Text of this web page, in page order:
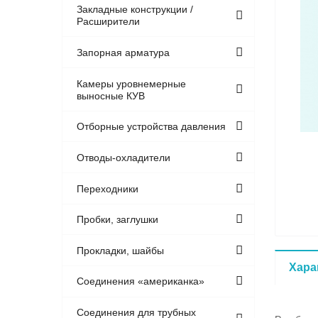
Закладные конструкции /
Расширители
Запорная арматура
Камеры уровнемерные
выносные КУВ
Отборные устройства давления
Отводы-охладители
Переходники
Пробки, заглушки
Прокладки, шайбы
Соединения «американка»
Соединения для трубных